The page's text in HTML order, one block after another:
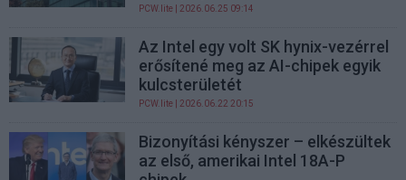
PCW.lite | 2026.06.25 09:14
Az Intel egy volt SK hynix-vezérrel
erősítené meg az AI-chipek egyik
kulcsterületét
PCW.lite | 2026.06.22 20:15
Bizonyítási kényszer – elkészültek
az első, amerikai Intel 18A-P